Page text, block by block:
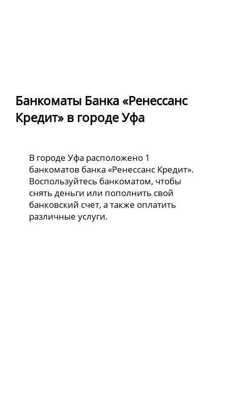
Банкоматы Банка «Ренессанс
Кредит» в городе Уфа
В городе Уфа расположено 1
банкоматов банка «Ренессанс Кредит».
Воспользуйтесь банкоматом, чтобы
снять деньги или пополнить свой
банковский счет, а также оплатить
различные услуги.